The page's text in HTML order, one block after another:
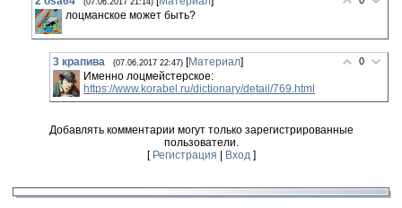
(07.06.2017 21:14)
лоцманское может быть?
0
3 крапива (07.06.2017 22:47) [Материал]
Именно лоцмейстерское:
https://www.korabel.ru/dictionary/detail/769.html
Добавлять комментарии могут только зарегистрированные
пользователи.
[ Регистрация Вход]